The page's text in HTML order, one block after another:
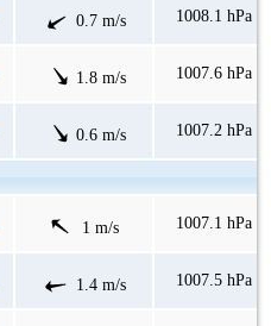
0.7 m/s 1008.1 hPa
1.8 m/s 1007.6 hPa
0.6 m/s 1007.2 hPa
1 m/s 1007.1 hPa
1.4 m/s 1007.5 hPa